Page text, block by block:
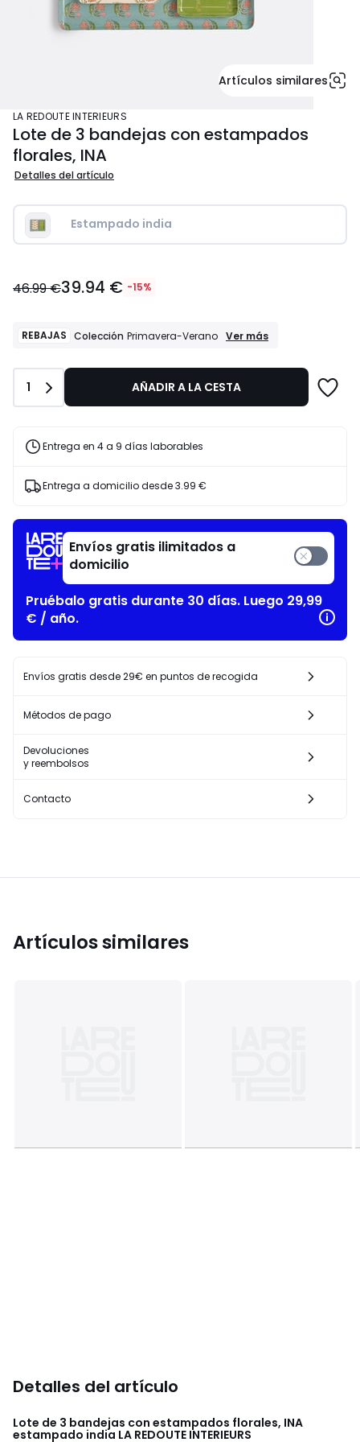
Artículos similares
LA REDOUTE INTERIEURS
Lote de 3 bandejas con estampados
florales, INA
Detalles del artículo
Estampado india
€
de
€
15%
descuento
46.99 €39.94 € -15%
REBAJAS Colección Primavera-Verano REBAJAS
Ver más
Cantidad
1 AÑADIR A LA CESTA
Entrega en 4 a 9 días laborables
Entrega a domicilio desde3.99 €
Envíos gratis ilimitados a
domicilio
Pruébalo gratis durante 30 días. Luego 29,99
€ / año.
Envíos gratis desde 29€ en puntos de recogida
Métodos de pago
Devoluciones
y reembolsos
Contacto
Artículos similares
Detalles del artículo
Lote de 3 bandejas con estampados florales, INA
estampado india LA REDOUTE INTERIEURS